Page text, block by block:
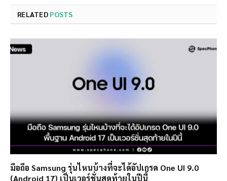
RELATED POSTS
มือถือ Samsung รุ่นไหนบ้างที่จะได้อัปเกรด One UI 9.0
(Android 17) เป็นเวอร์ชั่นสุดท้ายในปีนี้